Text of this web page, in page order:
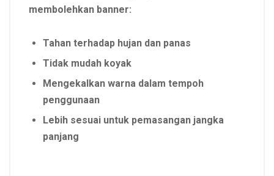
membolehkan banner:
Tahan terhadap hujan dan panas
Tidak mudah koyak
Mengekalkan warna dalam tempoh
penggunaan
Lebih sesuai untuk pemasangan jangka
panjang